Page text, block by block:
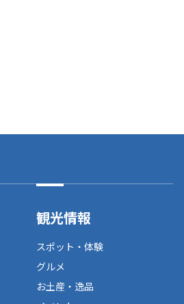
観光情報
スポット・体験
グルメ
お土産・逸品